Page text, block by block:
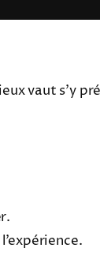
vaut s’y